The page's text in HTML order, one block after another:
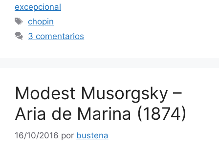
excepcional
Etiquetas
chopin
3 comentarios
Modest Musorgsky –
Aria de Marina (1874)
16/10/2016 por bustena